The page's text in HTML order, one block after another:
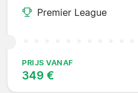
Premier League
PRIJS VANAF
349 €